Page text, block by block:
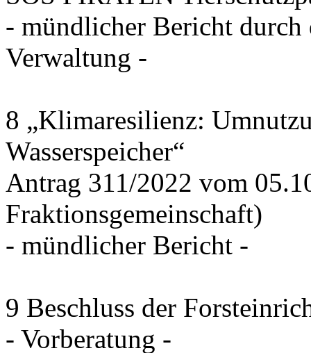
- mündlicher Bericht
Verwaltung -
8 „Klimaresilienz:
Wasserspeicher“
Antrag 311/2022 vom
Fraktionsgemeinschaft)
- mündlicher Bericht -
9 Beschluss der
- Vorberatung -